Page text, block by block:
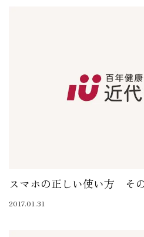
加田 奈美：子育てママのデ
岩崎 達也：岩ブロ
石
スマホの正しい使い方 そ
2017.01.31